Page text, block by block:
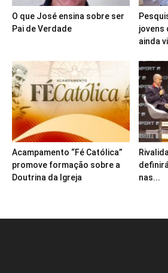
O que José ensina sobre ser
Pai de Verdade
jovens
ainda
Acampamento “Fé Católica”
promove formação sobre a
Doutrina da Igreja
nas...